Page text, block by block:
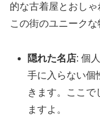
的な古着屋とおしゃ
この街のユニークな
隠れた名店: 個
手に入らない個
きます。ここで
ますよ。